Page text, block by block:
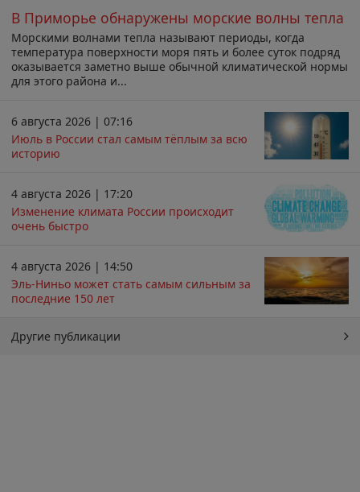
В Приморье обнаружены морские волны тепла
Морскими волнами тепла называют периоды, когда
температура поверхности моря пять и более суток подряд
оказывается заметно выше обычной климатической нормы
для этого района и...
6 августа 2026 | 07:16
Июль в России стал самым тёплым за всю
историю
4 августа 2026 | 17:20
Изменение климата России происходит
очень быстро
4 августа 2026 | 14:50
Эль-Ниньо может стать самым сильным за
последние 150 лет
Другие публикации